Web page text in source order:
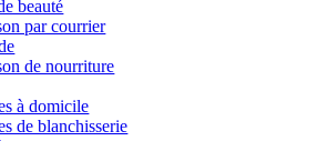
beauté
par courrier
de nourriture
à domicile
de blanchisserie